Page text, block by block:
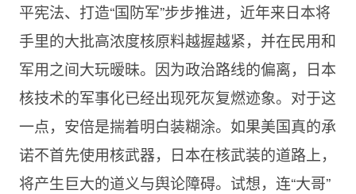
平宪法、打造“国防军”步步推进，近年来日本将
手里的大批高浓度核原料越握越紧，并在民用和
军用之间大玩暧昧。因为政治路线的偏离，日本
核技术的军事化已经出现死灰复燃迹象。对于这
一点，安倍是揣着明白装糊涂。如果美国真的承
诺不首先使用核武器，日本在核武装的道路上，
将产生巨大的道义与舆论障碍。试想，连“大哥”